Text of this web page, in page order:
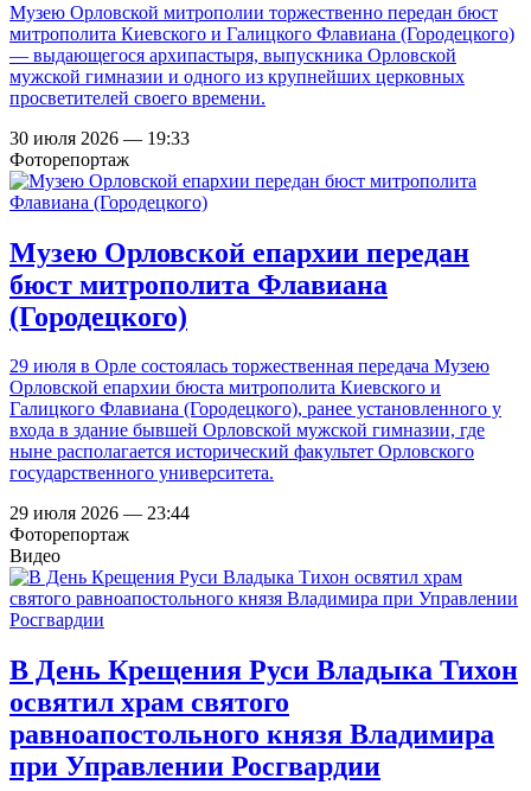
Музею Орловской митрополии торжественно передан бюст
митрополита Киевского и Галицкого Флавиана (Городецкого)
— выдающегося архипастыря, выпускника Орловской
мужской гимназии и одного из крупнейших церковных
просветителей своего времени.
30 июля 2026 — 19:33
Фоторепортаж
Музею Орловской епархии передан
бюст митрополита Флавиана
(Городецкого)
29 июля в Орле состоялась торжественная передача Музею
Орловской епархии бюста митрополита Киевского и
Галицкого Флавиана (Городецкого), ранее установленного у
входа в здание бывшей Орловской мужской гимназии, где
ныне располагается исторический факультет Орловского
государственного университета.
29 июля 2026 — 23:44
Фоторепортаж
Видео
В День Крещения Руси Владыка Тихон
освятил храм святого
равноапостольного князя Владимира
при Управлении Росгвардии